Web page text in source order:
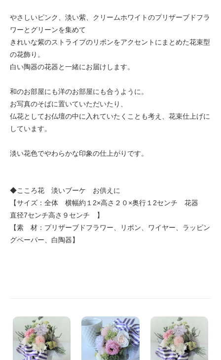
やさしいピンク、淡い紫、クリームホワイトのプリザーブドフラ
ワーとグリーンを集めて
きれいな紫のストライプのリボンをアクセントにまとめた花束型
の花飾り。
白い陶器の花器と一緒にお届けします。
和のお部屋にも洋のお部屋にも合うように。
お写真のそばに置いていただいたり、
仏花としてお仏壇の中に入れていたくことも考え、花束仕上げに
しています。
淡い花色でやわらかな印象の仕上がりです。
◆こころ花 淡いブーケ お供えに
【サイズ：全体 横幅約１2×高さ２０×奥行１2センチ 花器
直径7センチ高さ９センチ 】
【素 材：プリザーブドフラワー、リボン、ワイヤー、ラッピン
グペーパー、白陶器】